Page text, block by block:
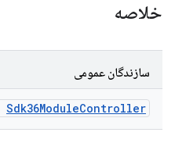
خلاصه
سازندگان عمومی
Sdk36ModuleController